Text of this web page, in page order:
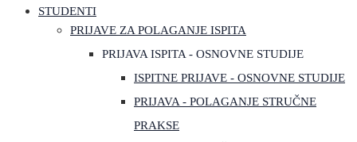
STUDENTI
PRIJAVE ZA POLAGANJE ISPITA
PRIJAVA ISPITA - OSNOVNE STUDIJE
ISPITNE PRIJAVE - OSNOVNE STUDIJE
PRIJAVA - POLAGANJE STRUČNE
PRAKSE